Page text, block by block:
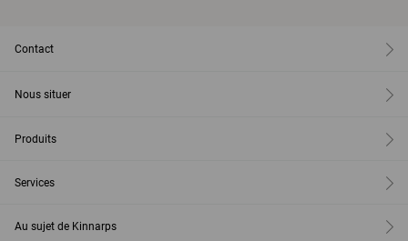
Contact
Nous situer
Produits
Services
Au sujet de Kinnarps